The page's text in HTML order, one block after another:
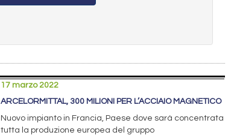
17 marzo 2022
ARCELORMITTAL, 300 MILIONI PER L’ACCIAIO MAGNETICO
Nuovo impianto in Francia, Paese dove sarà concentrata
tutta la produzione europea del gruppo